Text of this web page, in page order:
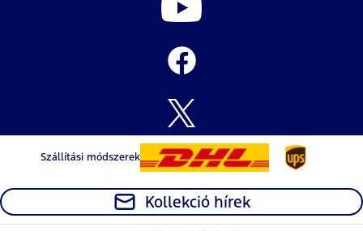
Szállítási módszerek
Kollekció hírek